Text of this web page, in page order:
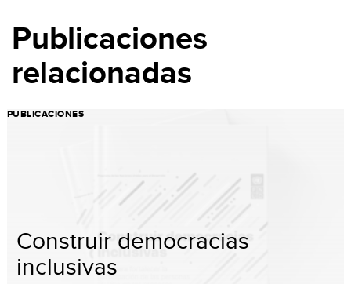
Publicaciones
relacionadas
PUBLICACIONES
Construir democracias
inclusivas